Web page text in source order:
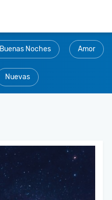
Buenas Noches Amor
Nuevas